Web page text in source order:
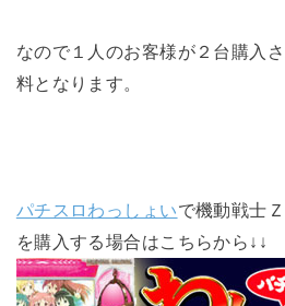
なので１人のお客様が２台購入
料となります。
パチスロわっしょいで機動戦士
を購入する場合はこちらから↓↓